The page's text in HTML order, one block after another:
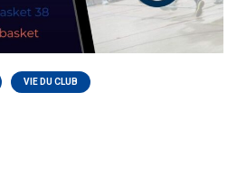
VIE DU CLUB